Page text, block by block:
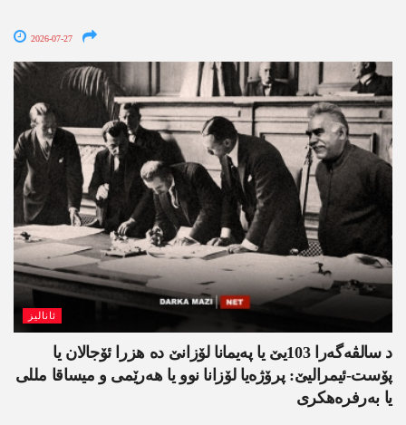
2026-07-27
ئانالیز
د سالڤەگەرا 103یێ یا پەیمانا لۆزانێ دە هزرا ئۆجالان یا
پۆست-ئیمرالیێ: پرۆژەیا لۆزانا نوو یا ھەرێمی و میساقا مللی
یا بەرفرەھکری